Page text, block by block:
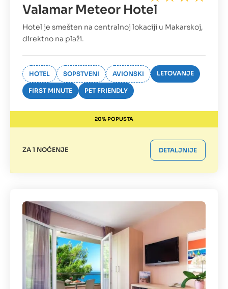
Valamar Meteor Hotel
Hotel je smešten na centralnoj lokaciji u Makarskoj,
direktno na plaži.
HOTEL SOPSTVENI AVIONSKI LETOVANJE
FIRST MINUTE PET FRIENDLY
20% POPUSTA
ZA 1 NOĆENJE DETALJNIJE